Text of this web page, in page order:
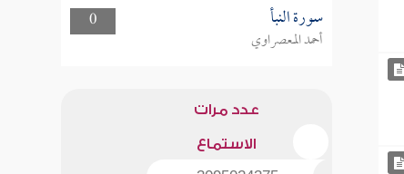
0
سورة النبأ
أحمد المعصراوي
عدد مرات
الاستماع